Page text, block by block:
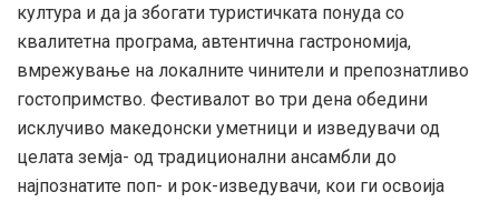
култура и да ја збогати туристичката понуда со
квалитетна програма, автентична гастрономија,
вмрежување на локалните чинители и препознатливо
гостопримство. Фестивалот во три дена обедини
исклучиво македонски уметници и изведувачи од
целата земја- од традиционални ансамбли до
најпознатите поп- и рок-изведувачи, кои ги освоија